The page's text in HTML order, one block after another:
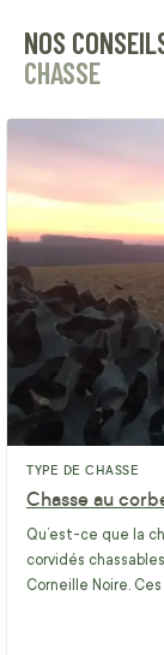
NOS
CHASSE
TYPE DE CHASSE
Chasse au
Qu’est-ce que la
corvidés
Corneille Noire.